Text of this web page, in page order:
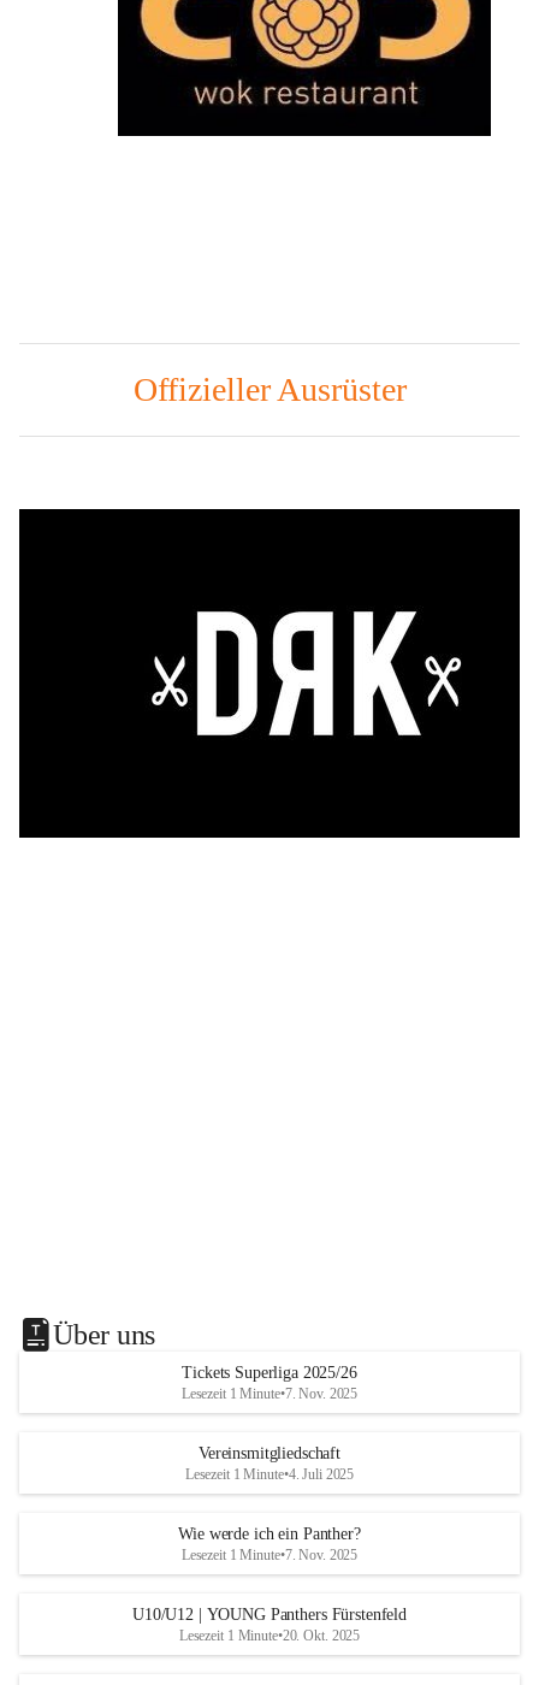
Offizieller Ausrüster
Über uns
Tickets Superliga 2025/26
Lesezeit 1 Minute•7. Nov. 2025
Vereinsmitgliedschaft
Lesezeit 1 Minute•4. Juli 2025
Wie werde ich ein Panther?
Lesezeit 1 Minute•7. Nov. 2025
U10/U12 | YOUNG Panthers Fürstenfeld
Lesezeit 1 Minute•20. Okt. 2025